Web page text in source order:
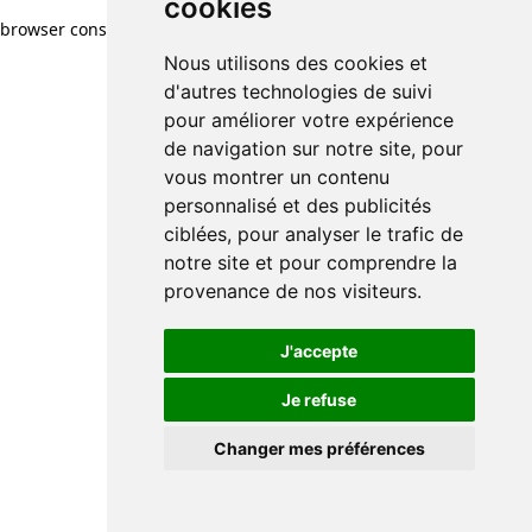
cookies
Nous utilisons des cookies et
d'autres technologies de suivi
pour améliorer votre expérience
de navigation sur notre site, pour
vous montrer un contenu
personnalisé et des publicités
ciblées, pour analyser le trafic de
notre site et pour comprendre la
provenance de nos visiteurs.
J'accepte
Je refuse
Changer mes préférences
browser console for more information)